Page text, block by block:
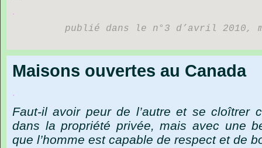
.
publié dans le n°3 d’avril 2010,
Maisons ouvertes au Canada
.
Faut-il avoir peur de l’autre et se cloîtrer
dans la propriété privée, mais avec une
que l’homme est capable de respect et de